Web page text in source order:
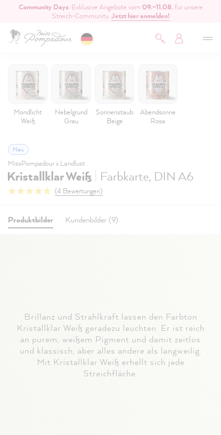
springen
Community Days: Exklusive Angebote vom 09.–11.08.für unsere
Streich-Community.Jetzt hier anmelden!
Mondlicht
Weiß
Nebelgrund
Grau
Sonnenstaub
Beige
Abendsonne
Rosa
Neu
MissPompadour x Landlust
Kristallklar Weiß Farbkarte, DIN A6
(4 Bewertungen)
Produktbilder Kundenbilder (9)
Brillanz und Strahlkraft lassen den Farbton
Kristallklar Weiß geradezu leuchten. Er ist reich
an purem, weißem Pigment und damit zeitlos
und klassisch, aber alles andere als langweilig.
Mit Kristallklar Weiß erhellt sich jede
Streichfläche.